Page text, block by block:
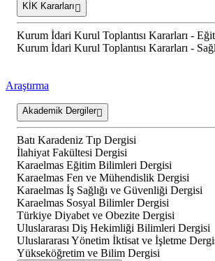
KİK Kararları
Kurum İdari Kurul Toplantısı Kararları -
Kurum İdari Kurul Toplantısı Kararları -
Araştırma
Akademik Dergiler
Batı Karadeniz Tıp Dergisi
İlahiyat Fakültesi Dergisi
Karaelmas Eğitim Bilimleri Dergisi
Karaelmas Fen ve Mühendislik Dergisi
Karaelmas İş Sağlığı ve Güvenliği Dergisi
Karaelmas Sosyal Bilimler Dergisi
Türkiye Diyabet ve Obezite Dergisi
Uluslararası Diş Hekimliği Bilimleri Dergisi
Uluslararası Yönetim İktisat ve İşletme
Yükseköğretim ve Bilim Dergisi